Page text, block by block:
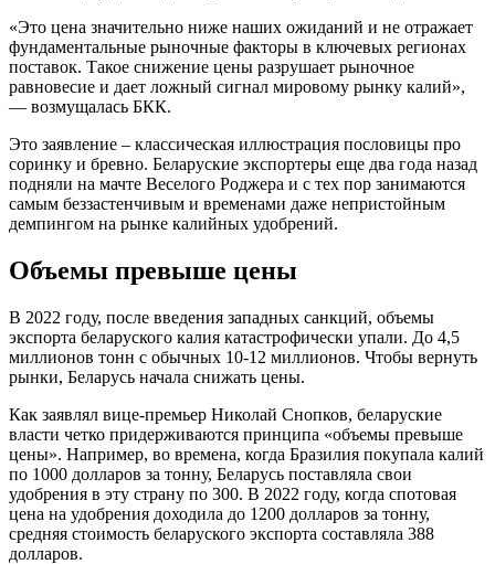
«Это цена значительно ниже наших ожиданий и не отражает
фундаментальные рыночные факторы в ключевых регионах
поставок. Такое снижение цены разрушает рыночное
равновесие и дает ложный сигнал мировому рынку калий»,
— возмущалась БКК.
Это заявление – классическая иллюстрация пословицы про
соринку и бревно. Беларуские экспортеры еще два года назад
подняли на мачте Веселого Роджера и с тех пор занимаются
самым беззастенчивым и временами даже непристойным
демпингом на рынке калийных удобрений.
Объемы превыше цены
В 2022 году, после введения западных санкций, объемы
экспорта беларуского калия катастрофически упали. До 4,5
миллионов тонн с обычных 10-12 миллионов. Чтобы вернуть
рынки, Беларусь начала снижать цены.
Как заявлял вице-премьер Николай Снопков, беларуские
власти четко придерживаются принципа «объемы превыше
цены». Например, во времена, когда Бразилия покупала калий
по 1000 долларов за тонну, Беларусь поставляла свои
удобрения в эту страну по 300. В 2022 году, когда спотовая
цена на удобрения доходила до 1200 долларов за тонну,
средняя стоимость беларуского экспорта составляла 388
долларов.